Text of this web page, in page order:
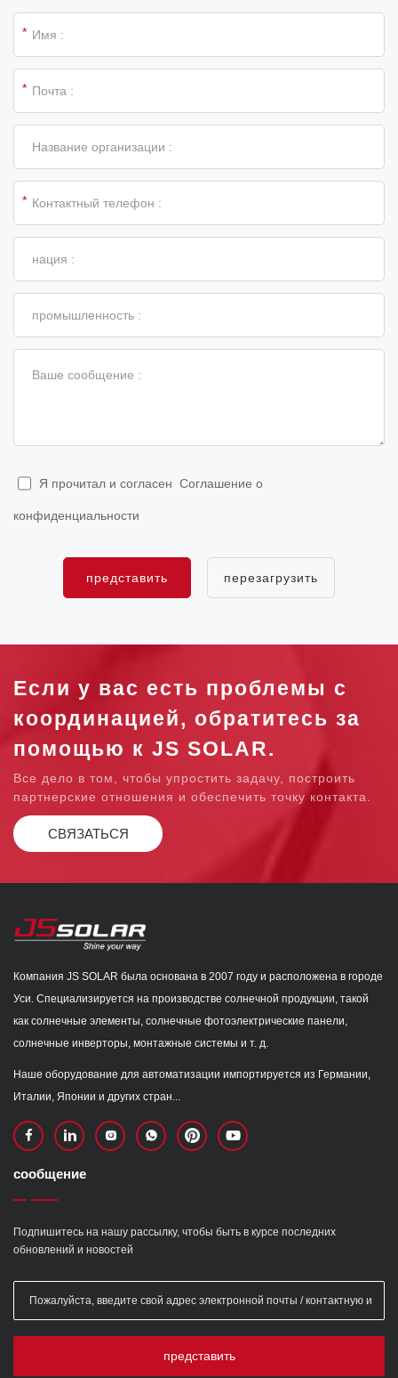
*
*
*
Я прочитал и согласен Соглашение о
конфиденциальности
представить перезагрузить
Если у вас есть проблемы с
координацией, обратитесь за
помощью к JS SOLAR.
Все дело в том, чтобы упростить задачу, построить
партнерские отношения и обеспечить точку контакта.
СВЯЗАТЬСЯ
Компания JS SOLAR была основана в 2007 году и расположена в городе
Уси. Специализируется на производстве солнечной продукции, такой
как солнечные элементы, солнечные фотоэлектрические панели,
солнечные инверторы, монтажные системы и т. д.
Наше оборудование для автоматизации импортируется из Германии,
Италии, Японии и других стран...
сообщение
Подпишитесь на нашу рассылку, чтобы быть в курсе последних
обновлений и новостей
представить